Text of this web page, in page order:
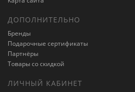
ДОПОЛНИТЕЛЬНО
Бренды
Подарочные сертификаты
Партнёры
Товары со скидкой
ЛИЧНЫЙ КАБИНЕТ